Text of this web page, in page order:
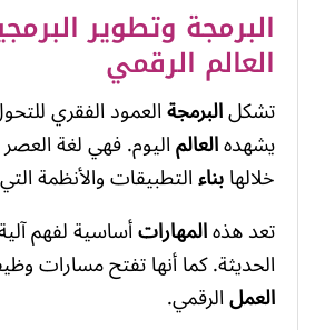
البرمجة وتطوير
العالم الرقمي
تشكلالبرمجةالعمود الفقري
يشهدهالعالماليوم. فهي لغة
خلالهابناءالتطبيقات والأنظمة
تعد هذهالمهاراتأساسية لفهم
الحديثة. كما أنها تفتح مسارات
العملالرقمي.